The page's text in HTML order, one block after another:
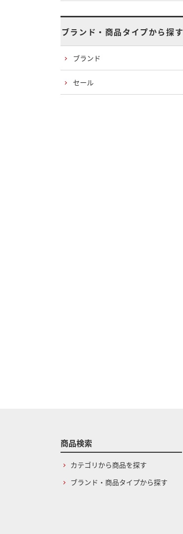
ブランド・商品タイプから探す
ブランド
セール
商品検索
カテゴリから商品を探す
ブランド・商品タイプから探す